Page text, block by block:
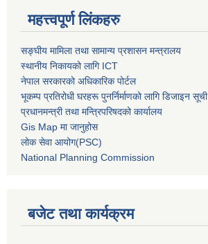
महत्त्वपूर्ण लिंकहरु
सङ्घीय मामिला तथा सामान्य प्रशासन मन्त्रालय
स्थानीय निकायको लागि ICT
नेपाल सरकारको अधिकारिक पोर्टल
भूकम्प प्रतिरोधी घरहरू पुनर्निर्माणको लागि डिजाइन सूची
प्रधानमन्त्री तथा मन्त्रिपरिषदको कार्यालय
Gis Map मा जानुहोस
लोक सेवा आयोग(PSC)
National Planning Commission
बजेट तथा कार्यक्रम